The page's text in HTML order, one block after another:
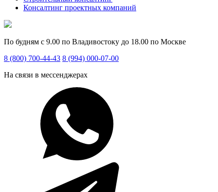
Консалтинг проектных компаний
По будням с 9.00 по Владивостоку до 18.00 по Москве
8 (800) 700-44-43 8 (994) 000-07-00
На связи в мессенджерах